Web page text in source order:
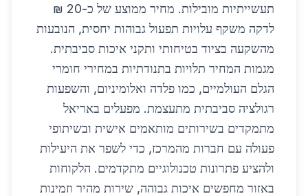
תעשייתיות מובילות. מחיר ממוצע של כ-20 ₪
לדקה משקף עלויות תפעול גבוהות יחסית, הנובעות
מהשקעה בציוד בטיחותי ותקני איכות סביבתית.
מגמות המחיר תלויות בתנודתיות במחירי חומרי
הגלם העולמיים, כמו פלדה ואלומיניום, והשפעות
רגולציה סביבתית מתעצמת. מפעלים באריאל
מתמקדים בשירותים מותאמים אישית ובשיתופי
פעולה עם חברות מהמרכז, כדי לשפר את היעילות
ולהציע פתרונות טכנולוגיים מתקדמים. הלקוחות
באזור מחפשים איכות גבוהה, שירות מהיר וזמינות